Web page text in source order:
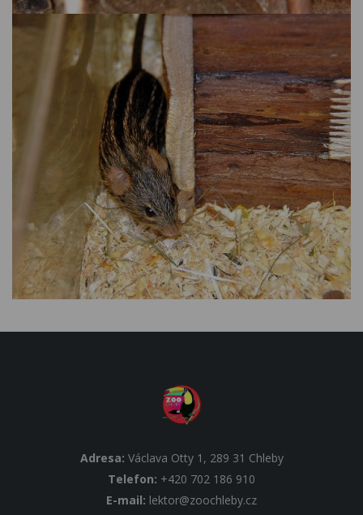
Adresa: Václava Otty 1, 289 31 Chleby
Telefon: +420 702 186 910
E-mail: lektor@zoochleby.cz